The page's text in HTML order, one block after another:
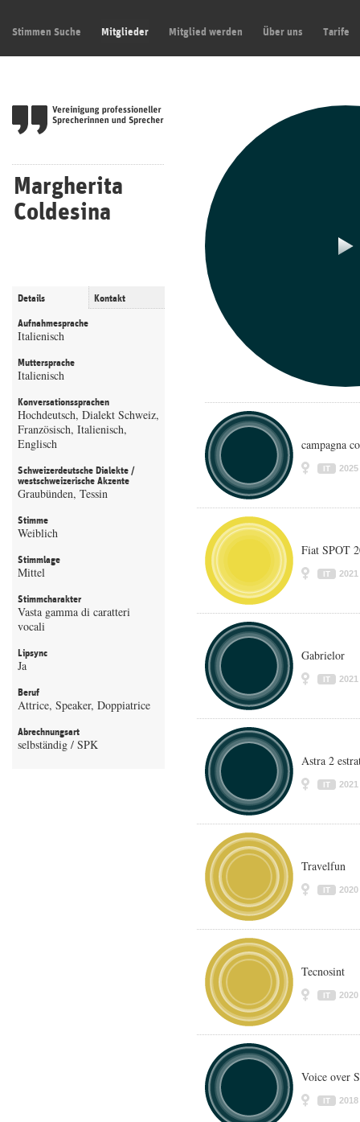
Stimmen Suche Mitglieder Mitglied werden Über uns Tarife
Margherita
Coldesina
Details Kontakt
Aufnahmesprache
Italienisch
Muttersprache
Italienisch
Konversationssprachen
Hochdeutsch, Dialekt Schweiz,
Französisch, Italienisch,
Englisch
Schweizerdeutsche Dialekte /
westschweizerische Akzente
Graubünden, Tessin
Stimme
Weiblich
Stimmlage
Mittel
Stimmcharakter
Vasta gamma di caratteri
vocali
Lipsync
Ja
Beruf
Attrice, Speaker, Doppiatrice
Abrechnungsart
selbständig / SPK
campagna
IT 2025
Fiat SPOT
IT 2021
Gabrielor
IT 2021
Astra 2
IT 2021
Travelfun
IT 2020
Tecnosint
IT 2020
Voice over
IT 2018